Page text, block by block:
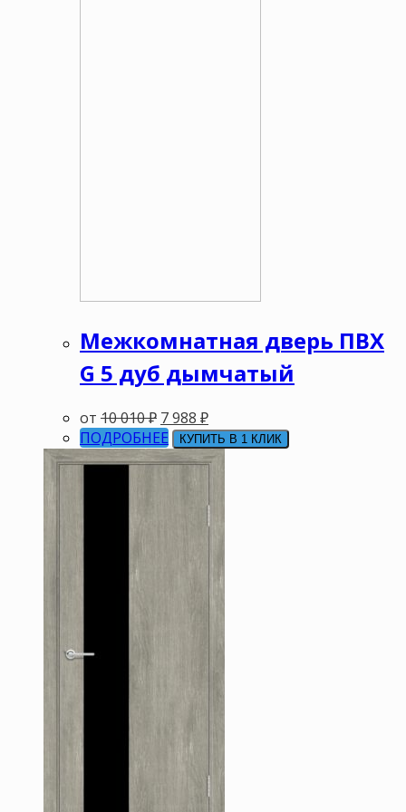
Межкомнатная дверь ПВХ
G 5 дуб дымчатый
от 10 010₽ 7 988 ₽
ПОДРОБНЕЕ
КУПИТЬ В 1 КЛИК